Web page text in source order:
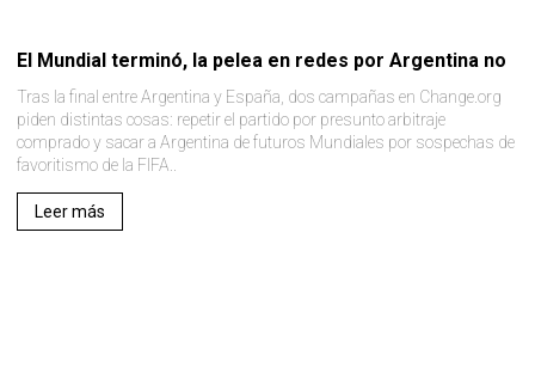
El Mundial terminó, la pelea en redes por Argentina no
Tras la final entre Argentina y España, dos campañas en Change.org
piden distintas cosas: repetir el partido por presunto arbitraje
comprado y sacar a Argentina de futuros Mundiales por sospechas de
favoritismo de la FIFA..
Leer más